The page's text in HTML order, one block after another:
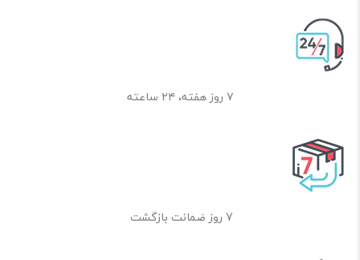
۷ روز هفته، ۲۴ ساعته
7 روز ضمانت بازگشت